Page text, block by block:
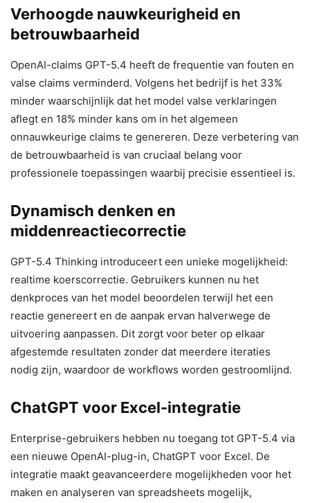
Verhoogde nauwkeurigheid en
betrouwbaarheid
OpenAI-claims GPT-5.4 heeft de frequentie van fouten en
valse claims verminderd. Volgens het bedrijf is het 33%
minder waarschijnlijk dat het model valse verklaringen
aflegt en 18% minder kans om in het algemeen
onnauwkeurige claims te genereren. Deze verbetering van
de betrouwbaarheid is van cruciaal belang voor
professionele toepassingen waarbij precisie essentieel is.
Dynamisch denken en
middenreactiecorrectie
GPT-5.4 Thinking introduceert een unieke mogelijkheid:
realtime koerscorrectie. Gebruikers kunnen nu het
denkproces van het model beoordelen terwijl het een
reactie genereert en de aanpak ervan halverwege de
uitvoering aanpassen. Dit zorgt voor beter op elkaar
afgestemde resultaten zonder dat meerdere iteraties
nodig zijn, waardoor de workflows worden gestroomlijnd.
ChatGPT voor Excel-integratie
Enterprise-gebruikers hebben nu toegang tot GPT-5.4 via
een nieuwe OpenAI-plug-in, ChatGPT voor Excel. De
integratie maakt geavanceerdere mogelijkheden voor het
maken en analyseren van spreadsheets mogelijk,